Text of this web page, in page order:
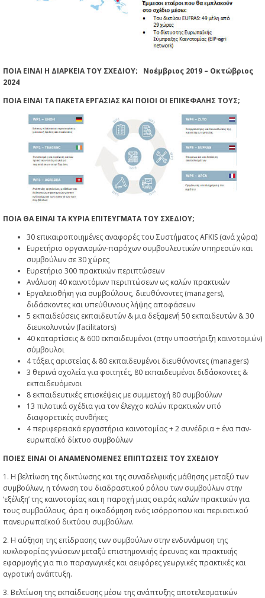
ΠΟΙΑ ΕΙΝΑΙ Η ΔΙΑΡΚΕΙΑ ΤΟΥ ΣΧΕΔΙΟΥ; Νοέμβριος 2019 – Οκτώβριος
2024
ΠΟΙΑ ΕΙΝΑΙ ΤΑ ΠΑΚΕΤΑ ΕΡΓΑΣΙΑΣ ΚΑΙ ΠΟΙΟΙ ΟΙ ΕΠΙΚΕΦΑΛΗΣ ΤΟΥΣ;
ΠΟΙΑ ΘΑ ΕΙΝΑΙ ΤΑ ΚΥΡΙΑ ΕΠΙΤΕΥΓΜΑΤΑ ΤΟΥ ΣΧΕΔΙΟΥ;
30 επικαιροποιημένες αναφορές του Συστήματος AFKIS (ανά χώρα)
Ευρετήριο οργανισμών-παρόχων συμβουλευτικών υπηρεσιών και
συμβούλων σε 30 χώρες
Ευρετήριο 300 πρακτικών περιπτώσεων
Ανάλυση 40 καινοτόμων περιπτώσεων ως καλών πρακτικών
Εργαλειοθήκη για συμβούλους, διευθύνοντες (managers),
διδάσκοντες και υπεύθυνους λήψης αποφάσεων
5 εκπαιδεύσεις εκπαιδευτών & μια δεξαμενή 50 εκπαιδευτών & 30
διευκολυντών (facilitators)
40 καταρτίσεις & 600 εκπαιδευμένοι (στην υποστήριξη καινοτομιών)
σύμβουλοι
4 τάξεις αριστείας & 80 εκπαιδευμένοι διευθύνοντες (managers)
3 θερινά σχολεία για φοιτητές, 80 εκπαιδευμένοι διδάσκοντες &
εκπαιδευόμενοι
8 εκπαιδευτικές επισκέψεις με συμμετοχή 80 συμβούλων
13 πιλοτικά σχέδια για τον έλεγχο καλών πρακτικών υπό
διαφορετικές συνθήκες
4 περιφερειακά εργαστήρια καινοτομίας + 2 συνέδρια + ένα παν-
ευρωπαϊκό δίκτυο συμβούλων
ΠΟΙΕΣ ΕΙΝΑΙ ΟΙ ΑΝΑΜΕΝΟΜΕΝΕΣ ΕΠΙΠΤΩΣΕΙΣ ΤΟΥ ΣΧΕΔΙΟΥ
1. Η βελτίωση της δικτύωσης και της συναδελφικής μάθησης μεταξύ των
συμβούλων, η τόνωση του διαδραστικού ρόλου των συμβούλων στην
‘εξέλιξη’ της καινοτομίας και η παροχή μιας σειράς καλών πρακτικών για
τους συμβούλους, άρα η οικοδόμηση ενός ισόρροπου και περιεκτικού
πανευρωπαϊκού δικτύου συμβούλων.
2. Η αύξηση της επίδρασης των συμβούλων στην ενδυνάμωση της
κυκλοφορίας γνώσεων μεταξύ επιστημονικής έρευνας και πρακτικής
εφαρμογής για πιο παραγωγικές και αειφόρες γεωργικές πρακτικές και
αγροτική ανάπτυξη.
3. Βελτίωση της εκπαίδευσης μέσω της ανάπτυξης αποτελεσματικών